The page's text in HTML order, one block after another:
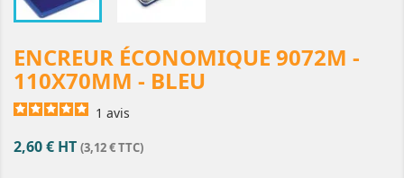
ENCREUR ÉCONOMIQUE 9072M -
110X70MM - BLEU
1 avis
2,60 € HT (3,12 € TTC)